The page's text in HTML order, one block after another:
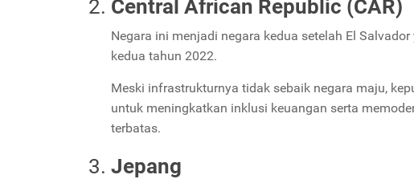
Central African Republic (CAR)
Negara ini menjadi negara kedua setelah El
kedua tahun 2022.
Meski infrastrukturnya tidak sebaik negara maju,
untuk meningkatkan inklusi keuangan serta
terbatas.
Jepang